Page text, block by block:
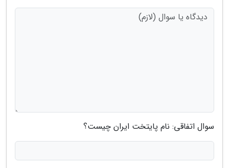
سوال اتفاقی: نام پایتخت ایران چیست؟